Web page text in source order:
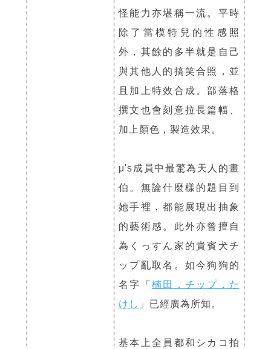
怪能力亦堪稱一流。平時
除了當模特兒的性感照
外，其餘的多半就是自己
與其他人的搞笑合照，並
且加上特效合成。部落格
撰文也會刻意拉長篇幅、
加上顏色，製造效果。
μ's成員中最驚為天人的畫
伯。無論什麼樣的題目到
她手裡，都能展現出抽象
的藝術感。此外亦曾擅自
為くっすん家的貴賓犬チ
ップ亂取名。如今狗狗的
名字「 楠田．チップ．た
けし 」已經廣為所知。
基本上全員都和シカコ拍